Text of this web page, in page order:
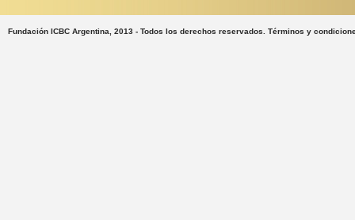
Fundación ICBC Argentina, 2013 - Todos los derechos reservados. Términos y